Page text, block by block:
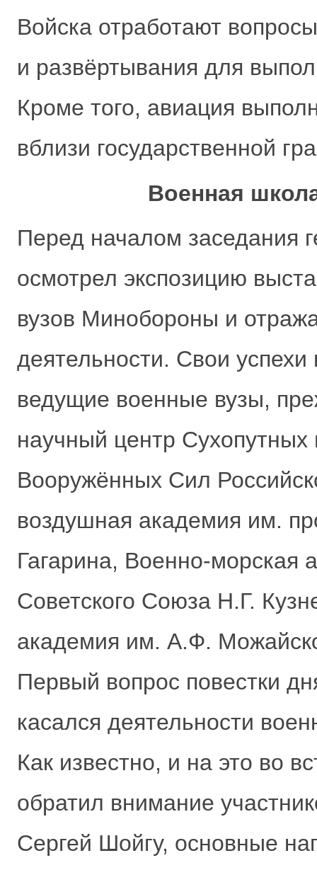
Войска отработают
и развёртывания для
Кроме того, авиация
вблизи государственной
Военная
Перед началом заседания
осмотрел экспозицию
вузов Минобороны и
деятельности. Свои
ведущие военные вузы,
научный центр
Вооружённых Сил
воздушная академия им.
Гагарина, Военно-
Советского Союза Н.Г.
академия им. А.Ф.
Первый вопрос повестки
касался деятельности
Как известно, и на это во
обратил внимание
Сергей Шойгу, основные